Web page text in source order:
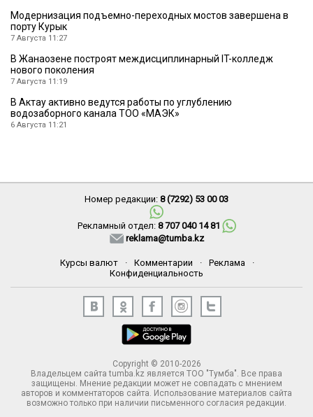
Модернизация подъемно-переходных мостов завершена в
порту Курык
7 Августа 11:27
В Жанаозене построят междисциплинарный IT-колледж
нового поколения
7 Августа 11:19
В Актау активно ведутся работы по углублению
водозаборного канала ТОО «МАЭК»
6 Августа 11:21
Номер редакции: 8 (7292) 53 00 03
Рекламный отдел: 8 707 040 14 81
reklama@tumba.kz
Курсы валют · Комментарии · Реклама
·
Конфиденциальность
Copyright © 2010-2026
Владельцем сайта tumba.kz является ТОО "Тумба". Все права
защищены. Мнение редакции может не совпадать с мнением
авторов и комментаторов сайта. Использование материалов сайта
возможно только при наличии письменного согласия редакции.